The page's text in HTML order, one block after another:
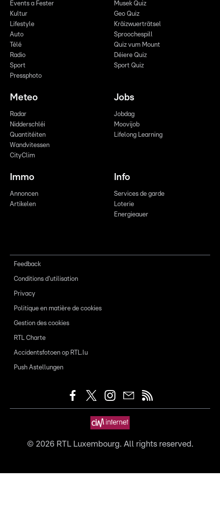
Events a Fester
Kultur
Lifestyle
Auto
Télé
Radio
Sport
Pressphoto
Musek Quiz
Geo Quiz
Kräizwuerträtsel
Sproochespill
Quiz vum Mount
Déiere Quiz
Sport Quiz
Meteo
Radar
Nidderschléi
Quantitéiten
Wandvitessen
CityClim
Jobs
Jobdag
Moovijob
Lifelong Learning
Immo
Annoncen
Artikelen
Info
Services de garde
Loterie
Energieauer
Feedback
Conditions d'utilisation
Privacy
Politique en matière de cookies
Gestion des cookies
RTL Charte
Accidentsfotoen op RTL.lu
Push Astellungen
© 2026RTL Luxembourg. All rights reserved.